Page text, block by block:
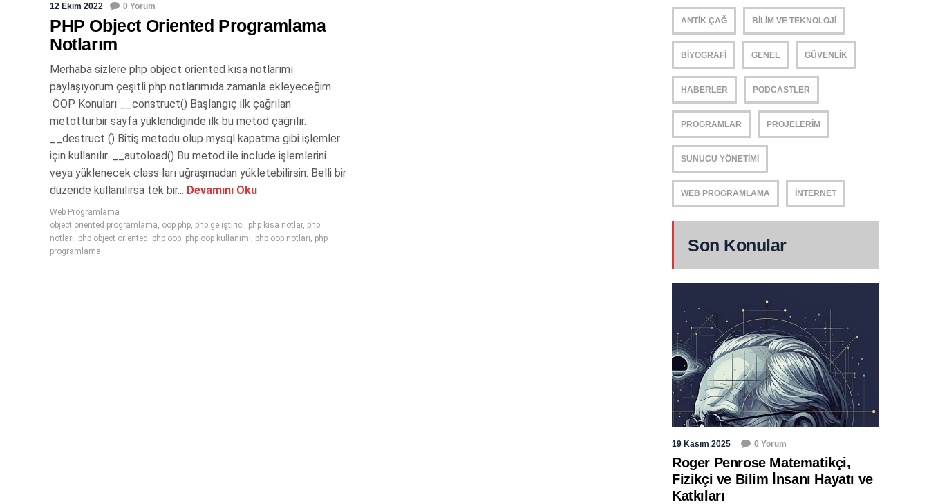
12 Ekim 2022 0 Yorum
PHP Object Oriented Programlama
Notlarım
Merhaba sizlere php object oriented kısa notlarımı
paylaşıyorum çeşitli php notlarımıda zamanla ekleyeceğim.
OOP Konuları __construct() Başlangıç ilk çağrılan
metottur.bir sayfa yüklendiğinde ilk bu metod çağrılır.
__destruct () Bitiş metodu olup mysql kapatma gibi işlemler
için kullanılır. __autoload() Bu metod ile include işlemlerini
veya yüklenecek class ları uğraşmadan yükletebilirsin. Belli bir
düzende kullanılırsa tek bir... Devamını Oku
Web Programlama
object oriented programlama oop php php geliştirici php kısa notlar, php
notları php object oriented php oop php oop kullanımı php oop notları php
programlama
ANTIK ÇAĞ BILIM VE TEKNOLOJI
BIYOGRAFI GENEL GÜVENLIK
HABERLER PODCASTLER
PROGRAMLAR PROJELERIM
SUNUCU YÖNETIMI
WEB PROGRAMLAMA İNTERNET
Son Konular
19 Kasım 2025 0 Yorum
Roger Penrose Matematikçi,
Fizikçi ve Bilim İnsanı Hayatı ve
Katkıları